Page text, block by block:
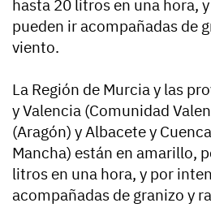
hasta 20 litros en una hora,
pueden ir acompañadas de
viento.
La Región de Murcia y las
y Valencia (Comunidad
(Aragón) y Albacete y
Mancha) están en amarillo,
litros en una hora, y por
acompañadas de granizo y